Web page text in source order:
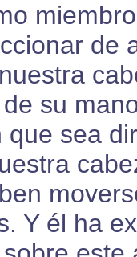
de
su
que sea
Y él ha